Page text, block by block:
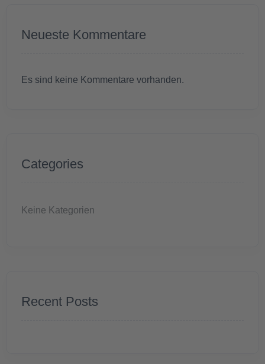
Neueste Kommentare
Es sind keine Kommentare vorhanden.
Categories
Keine Kategorien
Recent Posts